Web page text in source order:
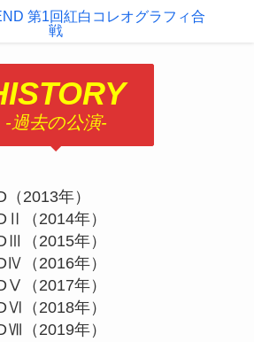
-過去の公演-
2013年）
（2014年）
（2015年）
（2016年）
（2017年）
（2018年）
（2019年）